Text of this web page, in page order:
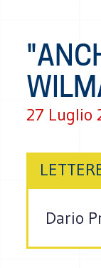
27 Luglio
Dario